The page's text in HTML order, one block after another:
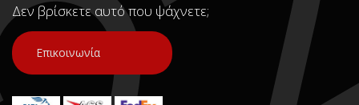
Δεν βρίσκετε αυτό που ψάχνετε;
Επικοινωνία